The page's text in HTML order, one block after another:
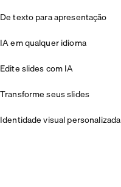
De texto para apresentação
IA em qualquer idioma
Edite slides com IA
Transforme seus slides
Identidade visual personalizada